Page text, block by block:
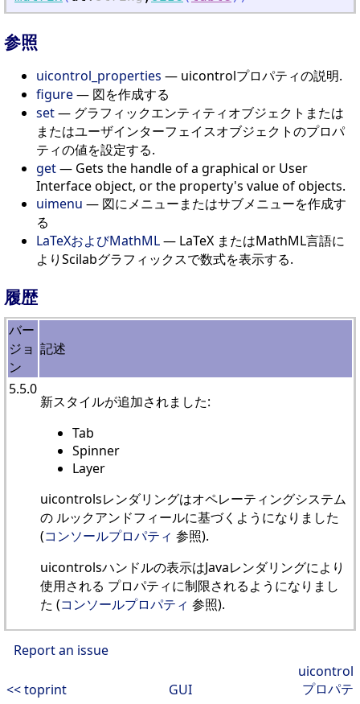
参照
uicontrol_properties — uicontrolプロパティの説明.
figure— 図を作成する
set— グラフィックエンティティオブジェクトまたは
またはユーザインターフェイスオブジェクトのプロパ
ティの値を設定する.
get— Gets the handle of a graphical or User
Interface object, or the property's value of objects.
uimenu — 図にメニューまたはサブメニューを作成す
る
LaTeXおよびMathML— LaTeX またはMathML言語に
よりScilabグラフィックスで数式を表示する.
履歴
バー
ジョ
ン
記述
5.5.0
新スタイルが追加されました:
Tab
Spinner
Layer
uicontrolsレンダリングはオペレーティングシステム
の ルックアンドフィールに基づくようになりました
(コンソールプロパティ 参照).
uicontrolsハンドルの表示はJavaレンダリングにより
使用される プロパティに制限されるようになりまし
た (コンソールプロパティ 参照).
Report an issue
<< toprint GUI
uicontrol
プロパテ